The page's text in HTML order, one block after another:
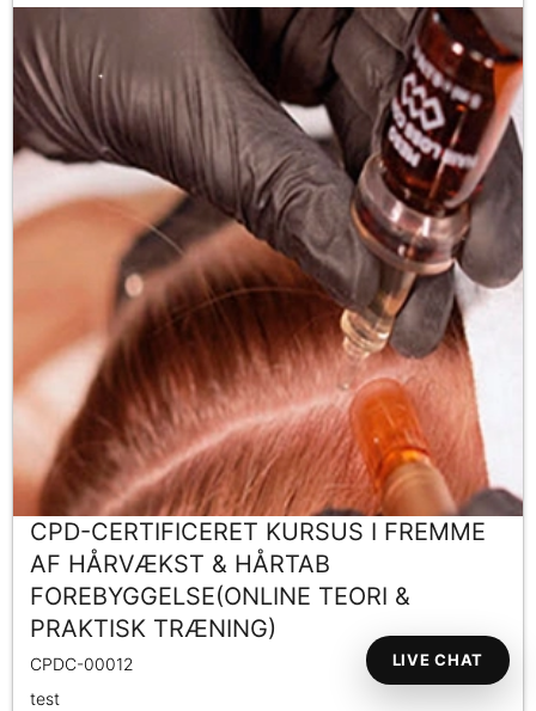
CPD-CERTIFICERET KURSUS I FREMME
AF HÅRVÆKST & HÅRTAB
FOREBYGGELSE(ONLINE TEORI &
PRAKTISK TRÆNING)
CPDC-00012
test
LIVE CHAT